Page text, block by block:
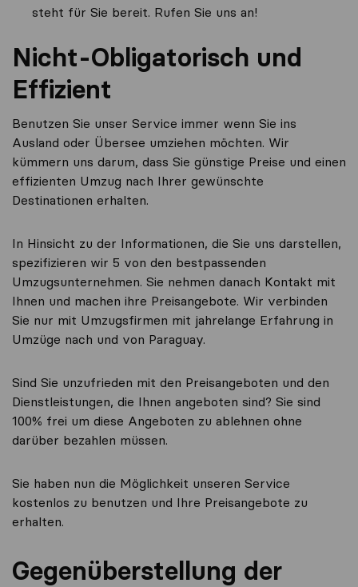
steht für Sie bereit. Rufen Sie uns an!
Nicht-Obligatorisch und
Effizient
Benutzen Sie unser Service immer wenn Sie ins
Ausland oder Übersee umziehen möchten. Wir
kümmern uns darum, dass Sie günstige Preise und einen
effizienten Umzug nach Ihrer gewünschte
Destinationen erhalten.
In Hinsicht zu der Informationen, die Sie uns darstellen,
spezifizieren wir 5 von den bestpassenden
Umzugsunternehmen. Sie nehmen danach Kontakt mit
Ihnen und machen ihre Preisangebote. Wir verbinden
Sie nur mit Umzugsfirmen mit jahrelange Erfahrung in
Umzüge nach und von Paraguay.
Sind Sie unzufrieden mit den Preisangeboten und den
Dienstleistungen, die Ihnen angeboten sind? Sie sind
100% frei um diese Angeboten zu ablehnen ohne
darüber bezahlen müssen.
Sie haben nun die Möglichkeit unseren Service
kostenlos zu benutzen und Ihre Preisangebote zu
erhalten.
Gegenüberstellung der